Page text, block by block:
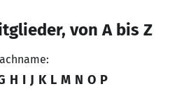
von A bis Z
H I J K L M N O P